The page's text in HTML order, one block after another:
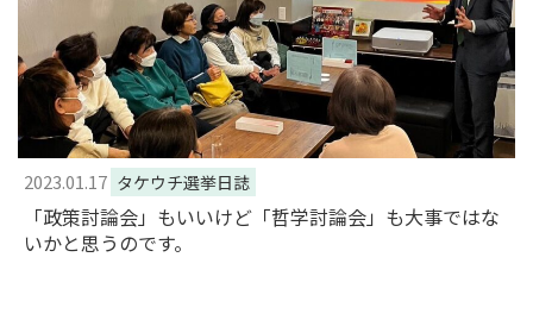
2023.01.17 タケウチ選挙日誌
「政策討論会」もいいけど「哲学討論会」も大事ではな
いかと思うのです。